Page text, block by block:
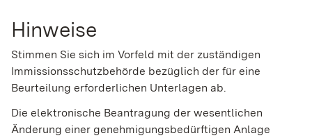
Hinweise
Stimmen Sie sich im Vorfeld mit der zuständigen
Immissionsschutzbehörde bezüglich der für eine
Beurteilung erforderlichen Unterlagen ab.
Die elektronische Beantragung der wesentlichen
Änderung einer genehmigungsbedürftigen Anlage